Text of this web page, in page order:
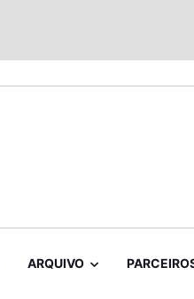
ARQUIVO